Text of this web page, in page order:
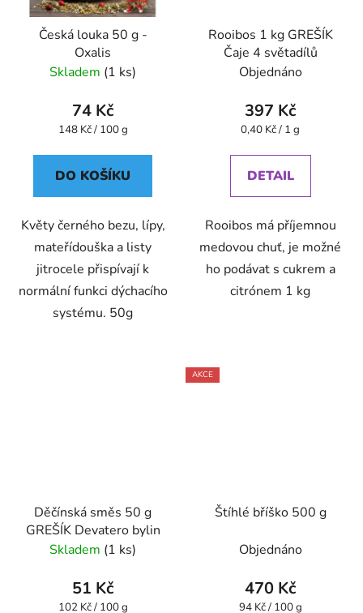
Česká louka 50 g -
Oxalis
Skladem (1 ks)
74 Kč
Měrná
148 Kč / 100 g
DO KOŠÍKU
Květy černého bezu, lípy,
mateřídouška a listy
jitrocele přispívají k
normální funkci dýchacího
systému. 50g
Rooibos 1 kg GREŠÍK
Čaje 4 světadílů
Objednáno
397 Kč
Měrná
0,40 Kč / 1 g
DETAIL
Rooibos má příjemnou
medovou chuť, je možné
ho podávat s cukrem a
citrónem 1 kg
Děčínská směs 50 g
GREŠÍK Devatero bylin
Skladem (1 ks)
51 Kč
Měrná
102 Kč / 100 g
AKCE
Štíhlé bříško 500 g
Objednáno
470 Kč
Měrná
94 Kč / 100 g